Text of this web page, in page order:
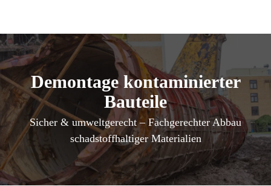
Demontage kontaminierter
Bauteile
Sicher & umweltgerecht – Fachgerechter Abbau
schadstoffhaltiger Materialien